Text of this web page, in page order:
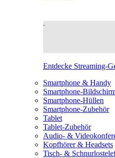
Entdecke Streaming-
Smartphone & Handy
Smartphone-
Smartphone-Hüllen
Smartphone-Zubehör
Tablet
Tablet-Zubehör
Audio- &
Kopfhörer & Headsets
Tisch- &